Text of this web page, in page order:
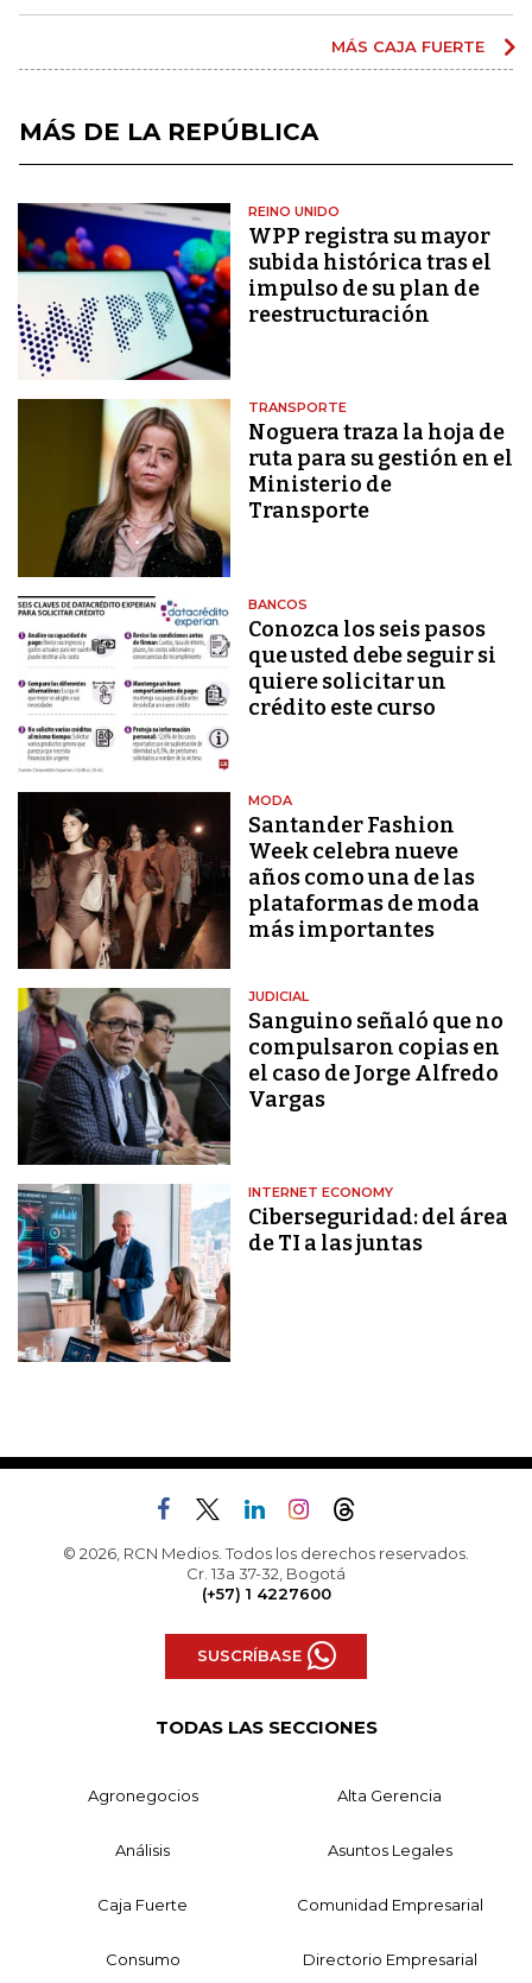
MÁS CAJA FUERTE
MÁS DE LA REPÚBLICA
REINO UNIDO
WPP registra su mayor
subida histórica tras el
impulso de su plan de
reestructuración
TRANSPORTE
Noguera traza la hoja de
ruta para su gestión en el
Ministerio de
Transporte
BANCOS
Conozca los seis pasos
que usted debe seguir si
quiere solicitar un
crédito este curso
MODA
Santander Fashion
Week celebra nueve
años como una de las
plataformas de moda
más importantes
JUDICIAL
Sanguino señaló que no
compulsaron copias en
el caso de Jorge Alfredo
Vargas
INTERNET ECONOMY
Ciberseguridad: del área
de TI a las juntas
© 2026, RCN Medios. Todos los derechos reservados.
Cr. 13a 37-32, Bogotá
(+57) 1 4227600
SUSCRÍBASE
TODAS LAS SECCIONES
Agronegocios Alta Gerencia
Análisis Asuntos Legales
Caja Fuerte Comunidad Empresarial
Consumo Directorio Empresarial